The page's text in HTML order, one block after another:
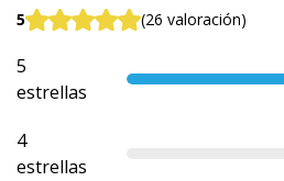
5 (26 valoración)
5
estrellas
4
estrellas